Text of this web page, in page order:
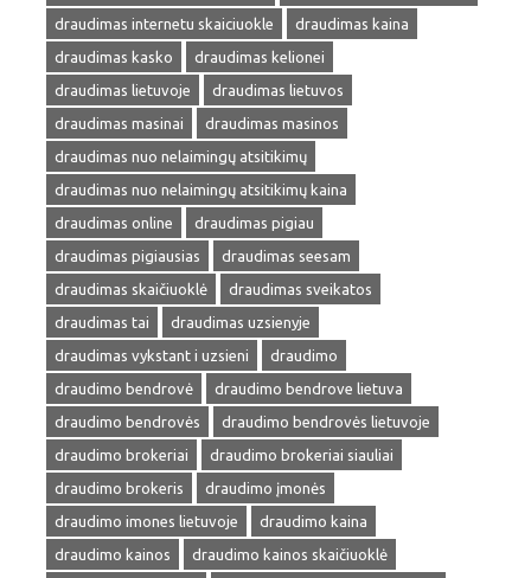
draudimas internetu skaiciuokle
draudimas kaina
draudimas kasko
draudimas kelionei
draudimas lietuvoje
draudimas lietuvos
draudimas masinai
draudimas masinos
draudimas nuo nelaimingų atsitikimų
draudimas nuo nelaimingų atsitikimų kaina
draudimas online
draudimas pigiau
draudimas pigiausias
draudimas seesam
draudimas skaičiuoklė
draudimas sveikatos
draudimas tai
draudimas uzsienyje
draudimas vykstant i uzsieni
draudimo
draudimo bendrovė
draudimo bendrove lietuva
draudimo bendrovės
draudimo bendrovės lietuvoje
draudimo brokeriai
draudimo brokeriai siauliai
draudimo brokeris
draudimo įmonės
draudimo imones lietuvoje
draudimo kaina
draudimo kainos
draudimo kainos skaičiuoklė